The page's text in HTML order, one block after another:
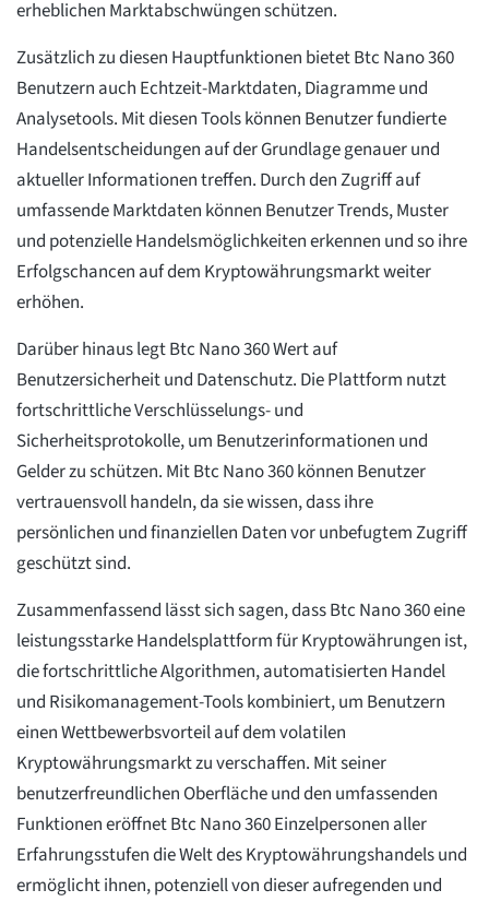
erheblichen Marktabschwüngen schützen.
Zusätzlich zu diesen Hauptfunktionen bietet Btc Nano 360
Benutzern auch Echtzeit-Marktdaten, Diagramme und
Analysetools. Mit diesen Tools können Benutzer fundierte
Handelsentscheidungen auf der Grundlage genauer und
aktueller Informationen treffen. Durch den Zugriff auf
umfassende Marktdaten können Benutzer Trends, Muster
und potenzielle Handelsmöglichkeiten erkennen und so ihre
Erfolgschancen auf dem Kryptowährungsmarkt weiter
erhöhen.
Darüber hinaus legt Btc Nano 360 Wert auf
Benutzersicherheit und Datenschutz. Die Plattform nutzt
fortschrittliche Verschlüsselungs- und
Sicherheitsprotokolle, um Benutzerinformationen und
Gelder zu schützen. Mit Btc Nano 360 können Benutzer
vertrauensvoll handeln, da sie wissen, dass ihre
persönlichen und finanziellen Daten vor unbefugtem Zugriff
geschützt sind.
Zusammenfassend lässt sich sagen, dass Btc Nano 360 eine
leistungsstarke Handelsplattform für Kryptowährungen ist,
die fortschrittliche Algorithmen, automatisierten Handel
und Risikomanagement-Tools kombiniert, um Benutzern
einen Wettbewerbsvorteil auf dem volatilen
Kryptowährungsmarkt zu verschaffen. Mit seiner
benutzerfreundlichen Oberfläche und den umfassenden
Funktionen eröffnet Btc Nano 360 Einzelpersonen aller
Erfahrungsstufen die Welt des Kryptowährungshandels und
ermöglicht ihnen, potenziell von dieser aufregenden und